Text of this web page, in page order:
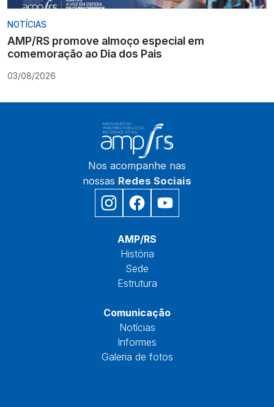
NOTÍCIAS
AMP/RS promove almoço especial em
comemoração ao Dia dos Pais
03/08/2026
Nos acompanhe nas
nossas Redes Sociais
AMP/RS
História
Sede
Estrutura
Comunicação
Notícias
Informes
Galeria de fotos